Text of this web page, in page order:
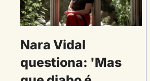
Nara Vidal
questiona: 'Mas